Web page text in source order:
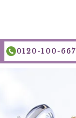
0120-100-667